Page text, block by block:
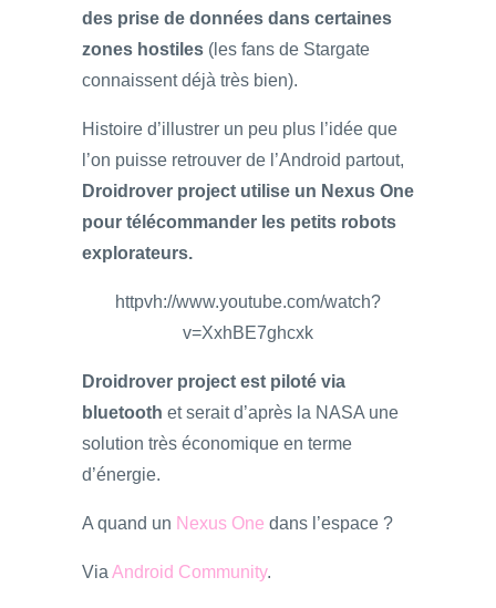
des prise de données dans certaines
zones hostiles (les fans de Stargate
connaissent déjà très bien).
Histoire d’illustrer un peu plus l’idée que
l’on puisse retrouver de l’Android partout,
Droidrover project utilise un Nexus One
pour télécommander les petits robots
explorateurs.
httpvh://www.youtube.com/watch?
v=XxhBE7ghcxk
Droidrover project est piloté via
bluetooth et serait d’après la NASA une
solution très économique en terme
d’énergie.
A quand un Nexus One dans l’espace ?
Via Android Community.